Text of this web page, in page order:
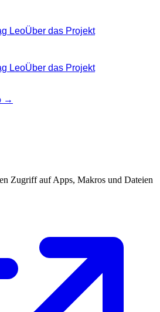
LeoÜber das Projekt
LeoÜber das Projekt
Tool in der Übersicht
→
Zugriff auf Apps, Makros und Dateien